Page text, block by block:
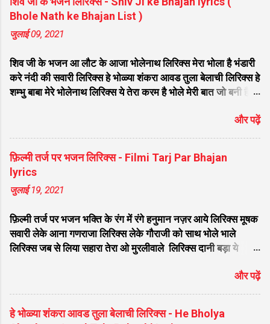
Bhole Nath ke Bhajan List )
जुलाई 09, 2021
शिव जी के भजन आ लौट के आजा भोलेनाथ लिरिक्स मेरा भोला है भंडारी
करे नंदी की सवारी लिरिक्स हे भोळ्या शंकरा आवड तुला बेलाची लिरिक्स हे
शम्भु बाबा मेरे भोलेनाथ लिरिक्स ये तेरा करम है भोले मेरी बात जो बनी है
गुलशन सा मेरे भोलेनाथ आये है लिरिक्स नगर में जोगी आया भेद कोई
समझ ना पाया लिरिक्स शिवजी तेरे द्वार हम भी आयेंगे लिरिक्स सांसो की
माला पे सिमरु मै शिव का नाम लिरिक्स डम डम डमरू बजाना होगा भोले
मेरी कुटिया में आना होगा लिरिक्स मेरे भोले से भोले बाबा लिरिक्स भोलेनाथ
का चेला लिरिक्स भोले चेला बना लेना लिरिक्स सिर पे विराजे गंगा की धार
लिरिक्स महादेवा - Mahadeva Hansraj Raghuwanshi लिरिक्स
ऐसा डमरू बजाया भोलेनाथ ने लिरिक्स शिव शंकर औघड दानी बम भोला
लिरिक्स शिव कैलाशों के वासी शंकर संकट हरना लि...
और पढ़ें
फ़िल्मी तर्ज पर भजन लिरिक्स - Filmi Tarj Par Bhajan
lyrics
जुलाई 19, 2021
फ़िल्मी तर्ज पर भजन भक्ति के रंग में रंगे हनुमान नज़र आये लिरिक्स मूषक
सवारी लेके आना गणराजा लिरिक्स लेके गौराजी को साथ भोले भाले
लिरिक्स जब से लिया सहारा तेरा ओ मुरलीवाले लिरिक्स दानी बड़ा ये
समंदर लांघ के हनुमत लंका नगरी आ गए लिरिक्स वतन के सिवा कुछ ना
चाहत करेंगे लिरिक्स मेरे साँवरे तेरे बिन जी ना लग लिरिक्स मिला दो अरे
द्वारपालों मेरे घनश्याम से तुम मिला दो लिरिक्स मेरे सांवरे तुझ बिन नहीं जग
में मेरा कोई आसरा लिरिक्स मै आया हूँ तेरे द्वारे गणराज गजानन प्यारे
और पढ़ें
हे भोळ्या शंकरा आवड तुला बेलाची लिरिक्स - He Bholya